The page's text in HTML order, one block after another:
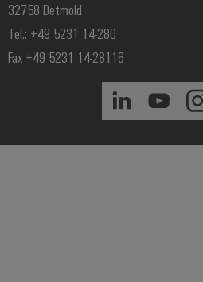
32758 Detmold
Tel.: +49 5231 14-280
Fax +49 5231 14-28116